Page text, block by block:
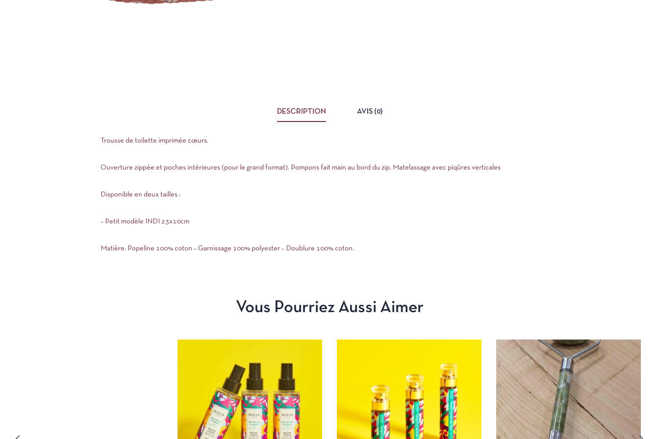
DESCRIPTION AVIS (0)
Trousse de toilette imprimée cœurs.
Ouverture zippée et poches intérieures (pour le grand format). Pompons fait main au bord du zip. Matelassage avec piqûres verticales
Disponible en deux tailles :
– Petit modèle INDI 23x10cm
Matière: Popeline 100% coton – Garnissage 100% polyester – Doublure 100% coton.
Vous Pourriez Aussi Aimer